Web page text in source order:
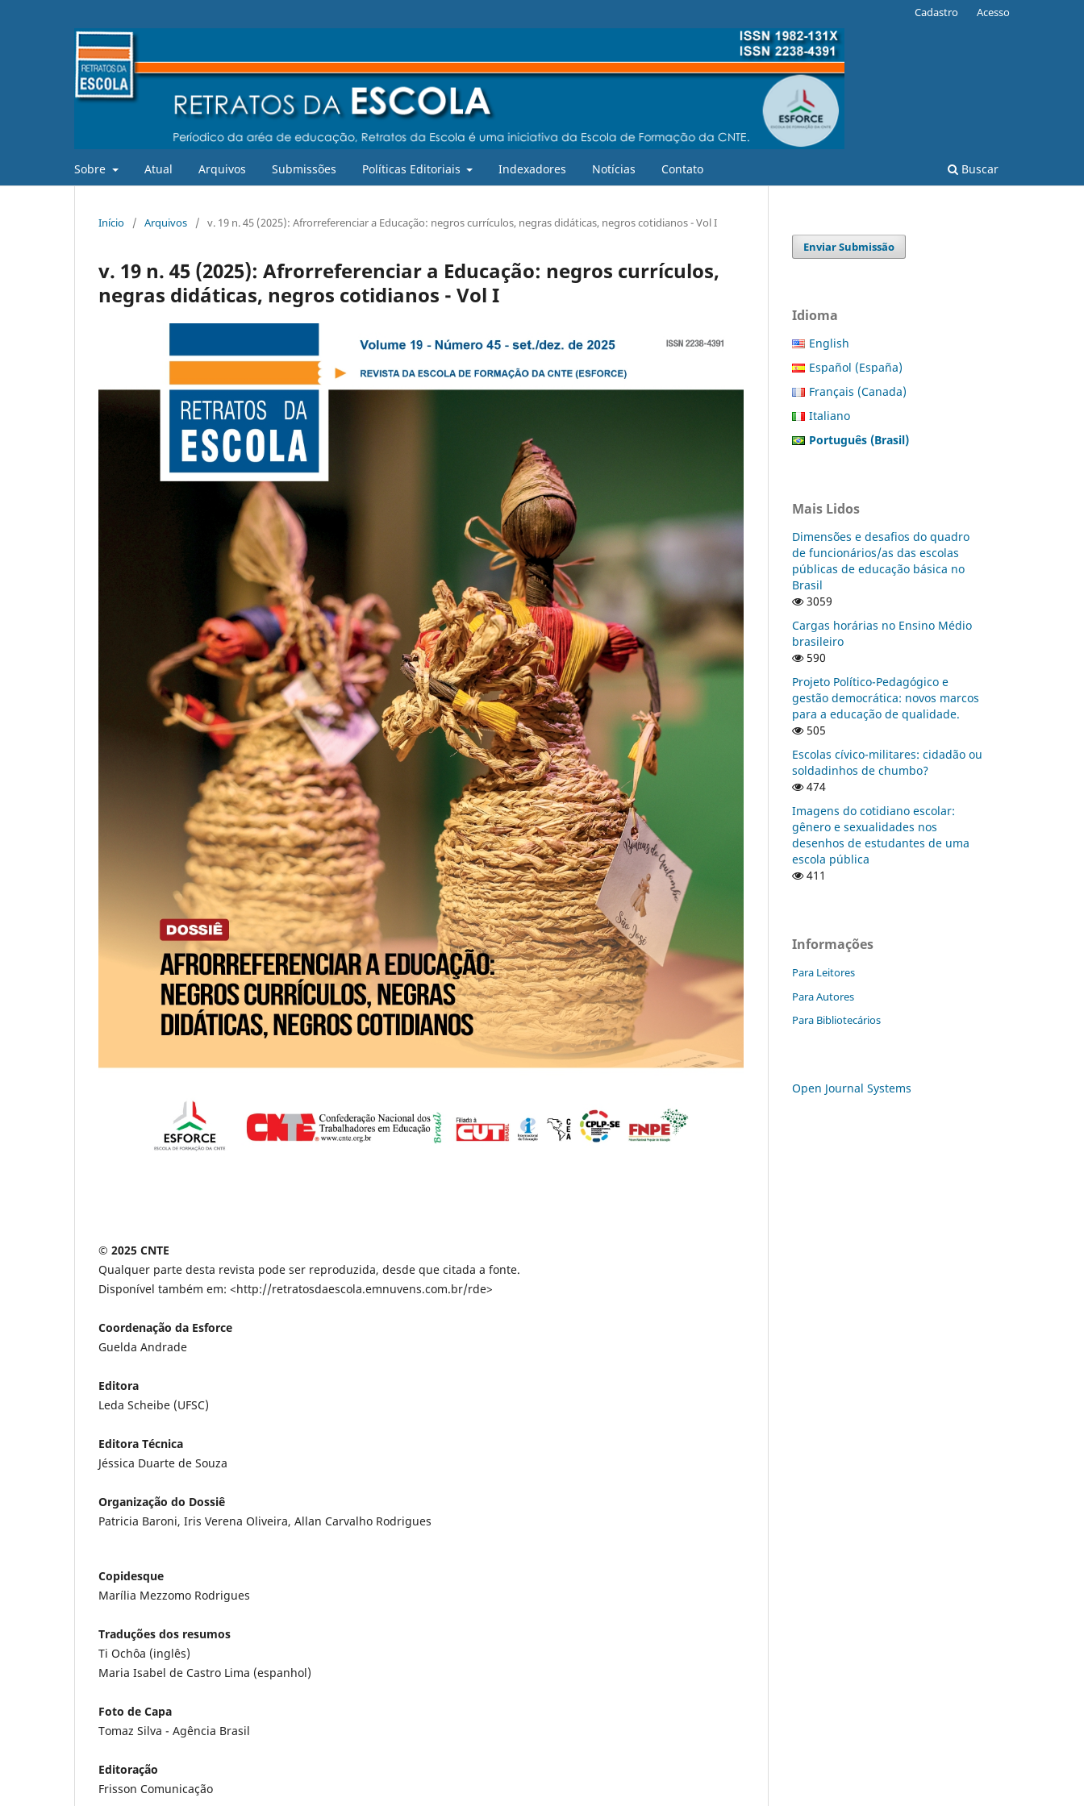
Sobre Atual Arquivos Submissões Políticas Editoriais Indexadores Notícias Contato Buscar
Cadastro Acesso
Início / Arquivos / v. 19 n. 45 (2025): Afrorreferenciar a Educação: negros currículos, negras didáticas, negros cotidianos - Vol I
v. 19 n. 45 (2025): Afrorreferenciar a Educação: negros currículos,
negras didáticas, negros cotidianos - Vol I
© 2025 CNTE
Qualquer parte desta revista pode ser reproduzida, desde que citada a fonte.
Disponível também em: <http://retratosdaescola.emnuvens.com.br/rde>
Coordenação da Esforce
Guelda Andrade
Editora
Leda Scheibe (UFSC)
Editora Técnica
Jéssica Duarte de Souza
Organização do Dossiê
Patricia Baroni, Iris Verena Oliveira, Allan Carvalho Rodrigues
Copidesque
Marília Mezzomo Rodrigues
Traduções dos resumos
Ti Ochôa (inglês)
Maria Isabel de Castro Lima (espanhol)
Foto de Capa
Tomaz Silva - Agência Brasil
Editoração
Frisson Comunicação
Enviar Submissão
Idioma
English
Español (España)
Français (Canada)
Italiano
Português (Brasil)
Mais Lidos
Dimensões e desafios do quadro
de funcionários/as das escolas
públicas de educação básica no
Brasil
3059
Cargas horárias no Ensino Médio
brasileiro
590
Projeto Político-Pedagógico e
gestão democrática: novos marcos
para a educação de qualidade.
505
Escolas cívico-militares: cidadão ou
soldadinhos de chumbo?
474
Imagens do cotidiano escolar:
gênero e sexualidades nos
desenhos de estudantes de uma
escola pública
411
Informações
Para Leitores
Para Autores
Para Bibliotecários
Open Journal Systems